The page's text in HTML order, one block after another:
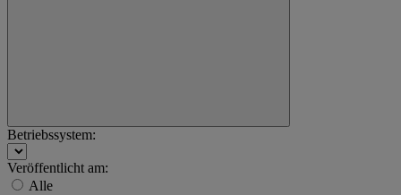
Betriebssystem:
Veröffentlicht am:
Alle